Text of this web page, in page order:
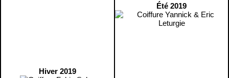
Hiver 2019
Été 2019